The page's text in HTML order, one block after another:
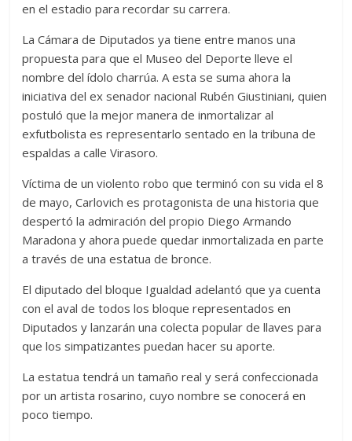
en el estadio para recordar su carrera.
La Cámara de Diputados ya tiene entre manos una
propuesta para que el Museo del Deporte lleve el
nombre del ídolo charrúa. A esta se suma ahora la
iniciativa del ex senador nacional Rubén Giustiniani, quien
postuló que la mejor manera de inmortalizar al
exfutbolista es representarlo sentado en la tribuna de
espaldas a calle Virasoro.
Víctima de un violento robo que terminó con su vida el 8
de mayo, Carlovich es protagonista de una historia que
despertó la admiración del propio Diego Armando
Maradona y ahora puede quedar inmortalizada en parte
a través de una estatua de bronce.
El diputado del bloque Igualdad adelantó que ya cuenta
con el aval de todos los bloque representados en
Diputados y lanzarán una colecta popular de llaves para
que los simpatizantes puedan hacer su aporte.
La estatua tendrá un tamaño real y será confeccionada
por un artista rosarino, cuyo nombre se conocerá en
poco tiempo.